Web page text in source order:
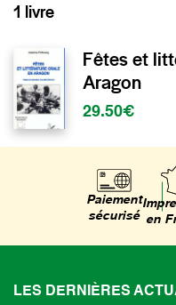
1 livre
Fêtes et
Aragon
29.50€
Paiement
sécurisé en
LES DERNIÈRES